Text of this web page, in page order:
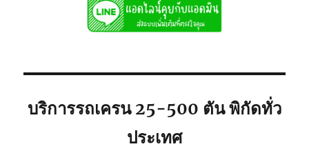
บริการรถเครน 25-500 ตัน พิกัดทั่ว
ประเทศ